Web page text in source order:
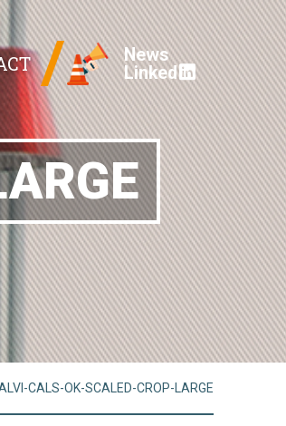
News
Linked
CALS-OK-SCALED-CROP-LARGE